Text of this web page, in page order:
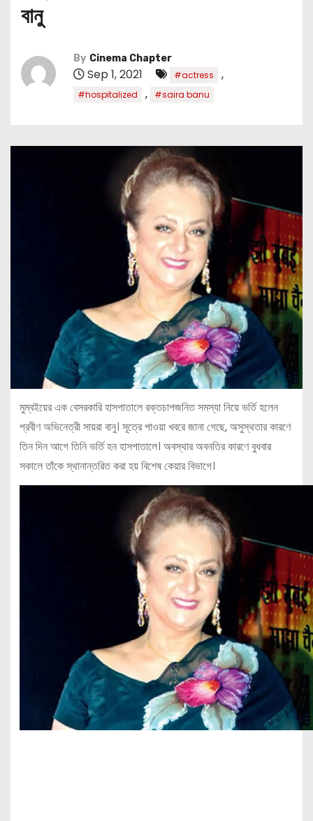
বানু
By Cinema Chapter
Sep 1, 2021 #actress ,
#hospitalized , #saira banu
মুম্বইয়ের এক বেসরকারি হাসপাতালে রক্তচাপজনিত সমস্যা নিয়ে ভর্তি হলেন
প্রবীণ অভিনেত্রী সায়রা বানু। সূত্রে পাওয়া খবরে জানা গেছে, অসুস্থতার কারণে
তিন দিন আগে তিনি ভর্তি হন হাসপাতালে। অবস্থার অবনতির কারণে বুধবার
সকালে তাঁকে স্থানান্তরিত করা হয় বিশেষ কেয়ার বিভাগে।